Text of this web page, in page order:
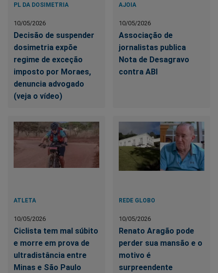
PL DA DOSIMETRIA
10/05/2026
Decisão de suspender
dosimetria expõe
regime de exceção
imposto por Moraes,
denuncia advogado
(veja o vídeo)
AJOIA
10/05/2026
Associação de
jornalistas publica
Nota de Desagravo
contra ABI
ATLETA
10/05/2026
Ciclista tem mal súbito
e morre em prova de
ultradistância entre
Minas e São Paulo
REDE GLOBO
10/05/2026
Renato Aragão pode
perder sua mansão e o
motivo é
surpreendente